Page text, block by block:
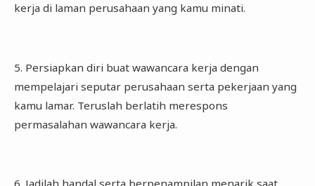
kerja di laman perusahaan yang kamu minati.
5. Persiapkan diri buat wawancara kerja dengan
mempelajari seputar perusahaan serta pekerjaan yang
kamu lamar. Teruslah berlatih merespons
permasalahan wawancara kerja.